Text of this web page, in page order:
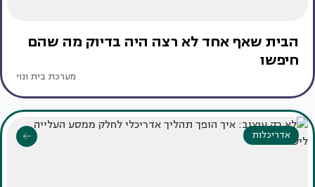
הבית שאף אחד לא רצה היה בדיוק מה שהם
חיפשו
מערכת בית ונוי
אדריכלות